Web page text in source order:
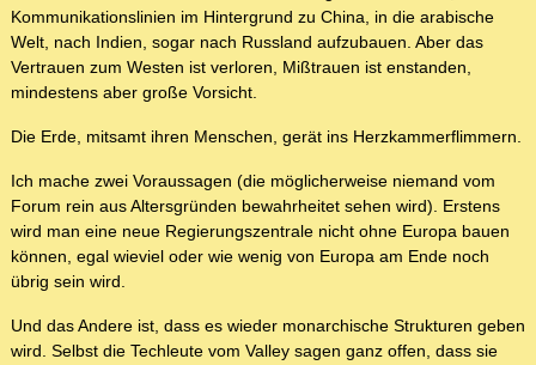
Kommunikationslinien im Hintergrund zu China, in die arabische
Welt, nach Indien, sogar nach Russland aufzubauen. Aber das
Vertrauen zum Westen ist verloren, Mißtrauen ist enstanden,
mindestens aber große Vorsicht.
Die Erde, mitsamt ihren Menschen, gerät ins Herzkammerflimmern.
Ich mache zwei Voraussagen (die möglicherweise niemand vom
Forum rein aus Altersgründen bewahrheitet sehen wird). Erstens
wird man eine neue Regierungszentrale nicht ohne Europa bauen
können, egal wieviel oder wie wenig von Europa am Ende noch
übrig sein wird.
Und das Andere ist, dass es wieder monarchische Strukturen geben
wird. Selbst die Techleute vom Valley sagen ganz offen, dass sie